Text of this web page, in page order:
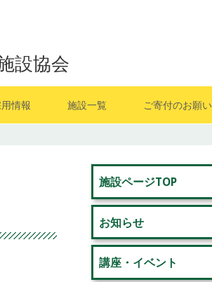
設協会
情報 施設一覧
藤が丘地区センター
若草台地区センター
美しが丘西地区センター
奈良地区センター
ご寄付のお願い
メ
イ
ン
サ
施設ページTOP
お知らせ
講座・イベント